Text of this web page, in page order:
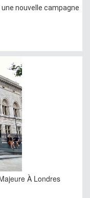
nouvelle campagne
À Londres